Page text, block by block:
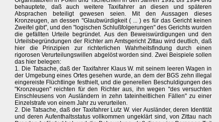
behauptete, daß auch weitere Taxifahrer an diesen und späteren
Absprachen beteiligt gewesen seien. Mit den Aussagen dieses
Kronzeugen, an dessen "Glaubwürdigkeit ( ... ) es für das Gericht keinen
Zweifel gibt", und den "logischen Schlußfolgerungen" des Gerichts wurden
die gefällten Urteile begründet. Aus den Beweiswürdigungen und den
Urteilsbegründungen der Richter am Amtsgericht Zittau wird deutlich, daß
hier die Prinzipien zur richterlichen Wahrheitsfindung durch einen
rigorosen Verurteilungswillen abgelöst worden sind. Zwei Beispiele sollen
das hier belegen:
1. Die Tatsache, daß der Taxifahrer Klaus W. mit seinem leeren Wagen in
der Umgebung eines Ortes gesehen wurde, an dem der BGS zehn illegal
eingereiste Flüchtlinge festhielt, und die generellen Beschuldigungen des
"Kronzeugen" reichten für den Richter aus, ihn wegen "des versuchten
Einschleusens von Ausländern in zehn tateinheitlichen Fällen" zu einer
Einzelstrafe von einem Jahr zu verurteilen.
2. Die Tatsache, daß der Taxifahrer Lutz W. vier Ausländer, deren Identität
und deren Aufenthaltsstatus vollkommen ungeklärt sind, von Zittau nach